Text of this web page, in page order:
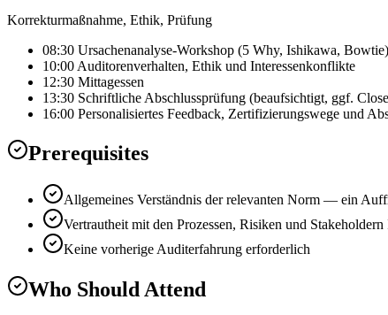
Korrekturmaßnahme, Ethik, Prüfung
08:30 Ursachenanalyse-Workshop (5 Why, Ishikawa, Bowtie)
10:00 Auditorenverhalten, Ethik und Interessenkonflikte
12:30 Mittagessen
13:30 Schriftliche Abschlussprüfung (beaufsichtigt, ggf.
16:00 Personalisiertes Feedback, Zertifizierungswege und
Prerequisites
Allgemeines Verständnis der relevanten Norm — ein
Vertrautheit mit den Prozessen, Risiken und
Keine vorherige Auditerfahrung erforderlich
Who Should Attend